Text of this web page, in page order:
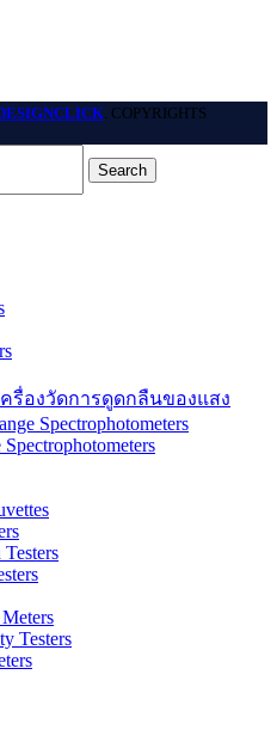
. COPYRIGHTS
Search
เครื่องวัดการดูดกลืนของแสง
Spectrophotometers
Testers